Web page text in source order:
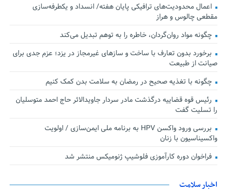
اعمال محدودیت‌های ترافیکی پایان هفته/ انسداد و یکطرفه‌سازی
مقطعی چالوس و هراز
چگونه مواد روان‌گردان، خاطره را به توهم تبدیل می‌کند
برخورد بدون تعارف با ساخت‌ و سازهای غیرمجاز در یزد؛ عزم جدی برای
صیانت از طبیعت
چگونه با تغذیه صحیح در رمضان به سلامت بدن کمک کنیم
رئیس قوه قضاییه درگذشت مادر سردار جاویدالاثر حاج احمد متوسلیان
را تسلیت گفت
بررسی ورود واکسن HPV به برنامه ملی ایمن‌سازی / اولویت
واکسیناسیون با زنان
فراخوان دوره کارآموزی فلوشیپ ژنومیکس منتشر شد
اخبار سلامت